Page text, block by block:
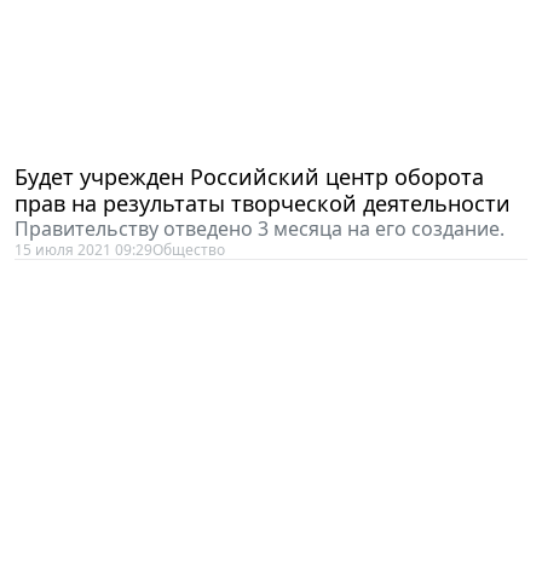
Будет учрежден Российский центр оборота
прав на результаты творческой деятельности
Правительству отведено 3 месяца на его создание.
15 июля 2021 09:29Общество